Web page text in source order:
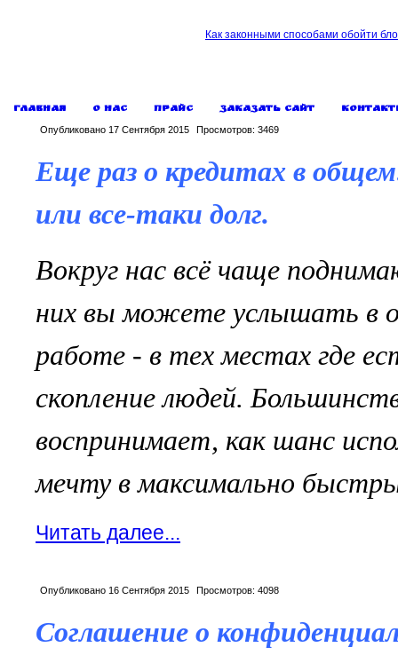
Как законными способами обойти
Главная О нас Прайс Заказать сайт
Опубликовано 17 Сентября 2015 Просмотров: 3469
Еще раз о кредитах в
или все-таки долг.
Вокруг нас всё чаще
них вы можете услышать в
работе - в тех местах где
скопление людей.
воспринимает, как шанс
мечту в максимально
Читать далее...
Опубликовано 16 Сентября 2015 Просмотров: 4098
Соглашение о